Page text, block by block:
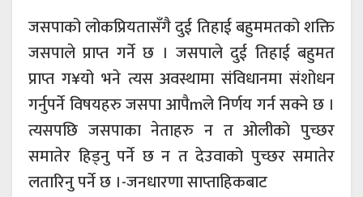
जसपाको लोकप्रियतासँगै दुई तिहाई बहुममतको शक्ति
जसपाले प्राप्त गर्ने छ । जसपाले दुई तिहाई बहुमत
प्राप्त ग¥यो भने त्यस अवस्थामा संविधानमा संशोधन
गर्नुपर्ने विषयहरु जसपा आपैmले निर्णय गर्न सक्ने छ ।
त्यसपछि जसपाका नेताहरु न त ओलीको पुच्छर
समातेर हिड्नु पर्ने छ न त देउवाको पुच्छर समातेर
लतारिनु पर्ने छ ।-जनधारणा साप्ताहिकबाट